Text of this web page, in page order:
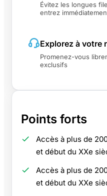
Évitez les longues
entrez
Explorez à votre
Promenez-vous
exclusifs
Points forts
Accès à plus de
et début du XXe
Accès à plus de
et début du XXe